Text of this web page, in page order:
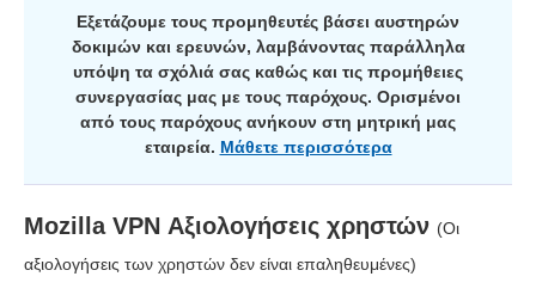
Εξετάζουμε τους προμηθευτές βάσει αυστηρών
δοκιμών και ερευνών, λαμβάνοντας παράλληλα
υπόψη τα σχόλιά σας καθώς και τις προμήθειες
συνεργασίας μας με τους παρόχους. Ορισμένοι
από τους παρόχους ανήκουν στη μητρική μας
εταιρεία. Μάθετε περισσότερα
Mozilla VPN Αξιολογήσεις χρηστών (Οι
αξιολογήσεις των χρηστών δεν είναι επαληθευμένες)